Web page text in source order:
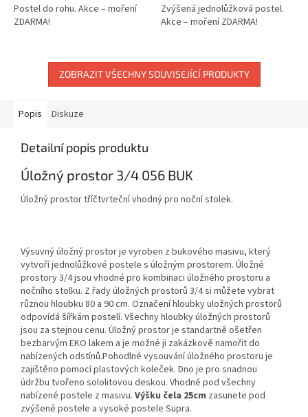
5
hvězdiček.
Postel do rohu. Akce – moření
ZDARMA!
5
hvězdiček.
Zvýšená jednolůžková postel.
Akce – moření ZDARMA!
ZOBRAZIT VŠECHNY SOUVISEJÍCÍ PRODUKTY
Popis Diskuze
Detailní popis produktu
Úložný prostor 3/4 056 BUK
Úložný prostor tříčtvrteční vhodný pro noční stolek.
Výsuvný úložný prostor je vyroben z bukového masivu, který
vytvoří jednolůžkové postele s úložným prostorem. Úložné
prostory 3/4 jsou vhodné pro kombinaci úložného prostoru a
nočního stolku. Z řady úložných prostorů 3/4 si můžete vybrat
různou hloubku 80 a 90 cm. Označení hloubky uložných prostorů
odpovídá šířkám postelí. Všechny hloubky úložných prostorů
jsou za stejnou cenu. Úložný prostor je standartně ošetřen
bezbarvým EKO lakem a je možné ji zakázkově namořit do
nabízených odstínů.Pohodlné vysouvání úložného prostoru je
zajištěno pomocí plastových koleček. Dno je pro snadnou
údržbu tvořeno sololitovou deskou. Vhodné pod všechny
nabízené postele z masivu. Výšku čela 25cm zasunete pod
zvýšené postele a vysoké postele Supra.